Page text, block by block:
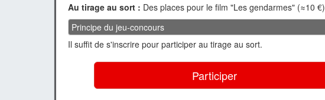
Au tirage au sort : Des places pour le film "Les gendarmes" (≈10 €)
Principe du jeu-concours
Il suffit de s'inscrire pour participer au tirage au sort.
Participer